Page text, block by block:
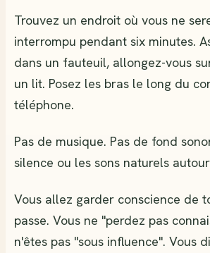
Trouvez un endroit où vous ne
interrompu pendant six minutes.
dans un fauteuil, allongez-vous
un lit. Posez les bras le long du
téléphone.
Pas de musique. Pas de fond
silence ou les sons naturels
Vous allez garder conscience de
passe. Vous ne "perdez pas
n'êtes pas "sous influence". Vous